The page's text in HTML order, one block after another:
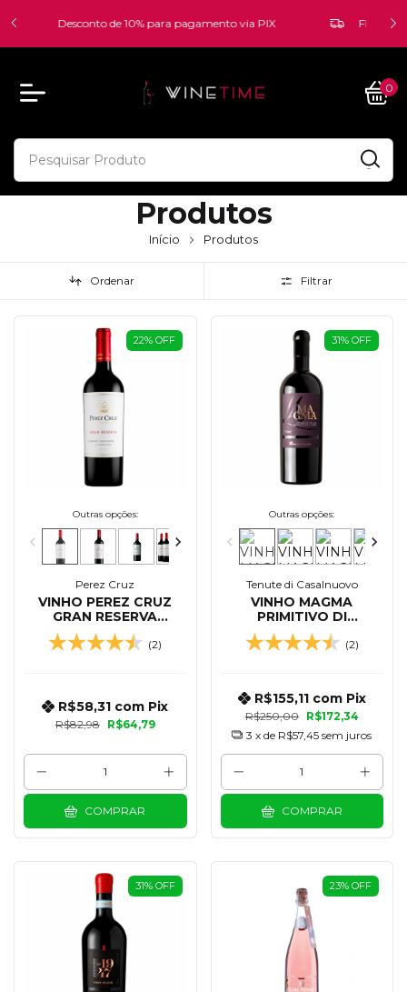
FRETE GRÁTIS - Confira nossa política de Frete Grátis -
0
Produtos
Início Produtos
Ordenar Filtrar
22% OFF
Outras opções:
Perez Cruz
VINHO PEREZ CRUZ
GRAN RESERVA
CABERNET SAUVIGNON
750 ML
(2)
R$82,98 R$64,79
R$58,31 com Pix
COMPRAR
31% OFF
Outras opções:
Tenute di Casalnuovo
VINHO MAGMA
PRIMITIVO DI
MANDURIA DOP 750
ML - 2023
(2)
R$250,00 R$172,34
R$155,11 com Pix
3 x de R$57,45 sem juros
COMPRAR
31% OFF 23% OFF